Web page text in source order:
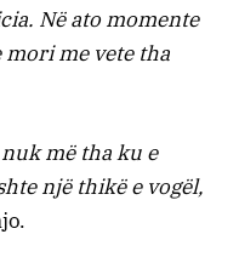
Në ato momente
mori me vete tha
më tha ku e
një thikë e vogël,